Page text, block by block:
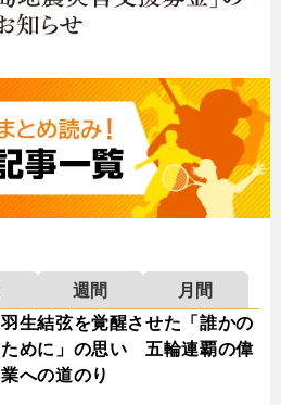
週間
月間
羽生結弦を覚醒させた「誰かの
ために」の思い 五輪連覇の偉
業への道のり